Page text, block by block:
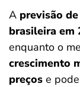
A previsão
brasileira em
enquanto o
crescimento
preços e